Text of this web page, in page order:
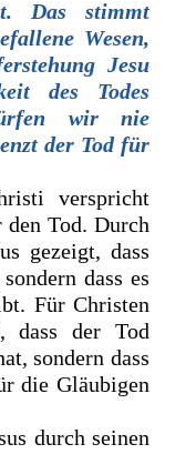
Das stimmt
Wesen,
Jesu
des Todes
wir nie
der Tod für
verspricht
Tod. Durch
gezeigt, dass
dass es
Für Christen
dass der Tod
sondern dass
die Gläubigen
durch seinen